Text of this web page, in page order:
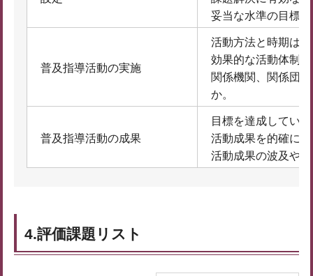
妥当な水準の目標
普及指導活動の実施
活動方法と時期は
効果的な活動体制
関係機関、関係団
か。
普及指導活動の成果
目標を達成してい
活動成果を的確に
活動成果の波及や
4.評価課題リスト